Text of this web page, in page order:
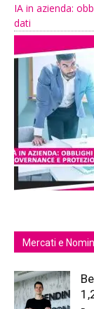
IA in azienda:
dati
Mercati e